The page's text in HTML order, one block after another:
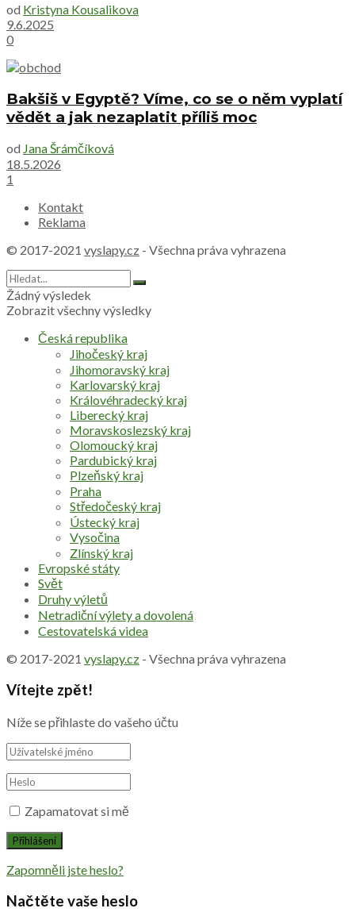
od Kristyna Kousalikova
9.6.2025
0
Bakšiš v Egyptě? Víme, co se o něm vyplatí
vědět a jak nezaplatit příliš moc
od Jana Šrámčíková
18.5.2026
1
Kontakt
Reklama
© 2017-2021 vyslapy.cz - Všechna práva vyhrazena
Žádný výsledek
Zobrazit všechny výsledky
Česká republika
Jihočeský kraj
Jihomoravský kraj
Karlovarský kraj
Královéhradecký kraj
Liberecký kraj
Moravskoslezský kraj
Olomoucký kraj
Pardubický kraj
Plzeňský kraj
Praha
Středočeský kraj
Ústecký kraj
Vysočina
Zlínský kraj
Evropské státy
Svět
Druhy výletů
Netradiční výlety a dovolená
Cestovatelská videa
© 2017-2021 vyslapy.cz - Všechna práva vyhrazena
Vítejte zpět!
Níže se přihlaste do vašeho účtu
Zapamatovat si mě
Zapomněli jste heslo?
Načtěte vaše heslo